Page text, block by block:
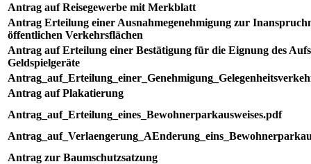
Antrag auf Reisegewerbe mit Merkblatt
Antrag Erteilung einer Ausnahmegenehmigung zur
öffentlichen Verkehrsflächen
Antrag auf Erteilung einer Bestätigung für die Eignung des
Geldspielgeräte
Antrag auf Plakatierung
Antrag_auf_Erteilung_eines_Bewohnerparkausweises.pdf
Antrag zur Baumschutzsatzung